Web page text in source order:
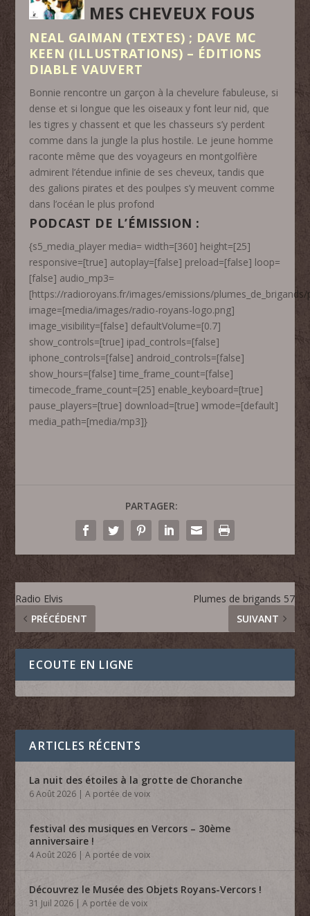
MES CHEVEUX FOUS
NEAL GAIMAN (TEXTES) ; DAVE MC
KEEN (ILLUSTRATIONS) – ÉDITIONS
DIABLE VAUVERT
Bonnie rencontre un garçon à la chevelure fabuleuse, si
dense et si longue que les oiseaux y font leur nid, que
les tigres y chassent et que les chasseurs s’y perdent
comme dans la jungle la plus hostile. Le jeune homme
raconte même que des voyageurs en montgolfière
admirent l’étendue infinie de ses cheveux, tandis que
des galions pirates et des poulpes s’y meuvent comme
dans l’océan le plus profond
PODCAST DE L’ÉMISSION :
{s5_media_player media= width=[360] height=[25]
responsive=[true] autoplay=[false] preload=[false] loop=
[false] audio_mp3=
[https://radioroyans.fr/images/emissions/
image=[media/images/radio-royans-logo.png]
image_visibility=[false] defaultVolume=[0.7]
show_controls=[true] ipad_controls=[false]
iphone_controls=[false] android_controls=[false]
show_hours=[false] time_frame_count=[false]
timecode_frame_count=[25] enable_keyboard=[true]
pause_players=[true] download=[true] wmode=[default]
media_path=[media/mp3]}
PARTAGER:
Radio Elvis
PRÉCÉDENT
Plumes de brigands 57
SUIVANT
ECOUTE EN LIGNE
ARTICLES RÉCENTS
La nuit des étoiles à la grotte de Choranche
6 Août 2026 |A portée de voix
festival des musiques en Vercors – 30ème
anniversaire !
4 Août 2026 |A portée de voix
Découvrez le Musée des Objets Royans-Vercors !
31 Juil 2026 |A portée de voix